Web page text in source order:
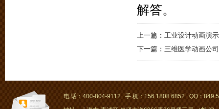
解答。
上一篇： 工业设计动画演
下一篇： 三维医学动画公
电 话：400-804-9112 手 机：156 1808 6852 QQ：849